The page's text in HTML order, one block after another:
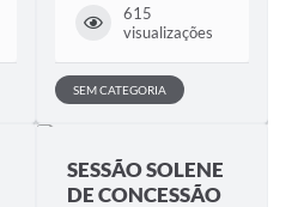
615
visualizações
SEM CATEGORIA
SESSÃO SOLENE
DE CONCESSÃO